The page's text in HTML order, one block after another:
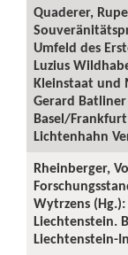
Quaderer,
Umfeld des
Luzius
Kleinstaat und
Gerard
Basel/
Lichtenhahn
Rheinberger,
Wytrzens
Liechtenstein.
Liechtenstein-